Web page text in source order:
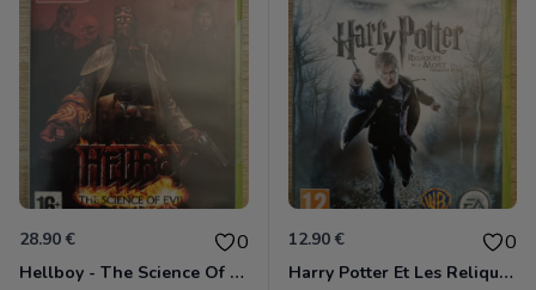
28.90 € 0
Hellboy - The Science Of Evil Xbox 360
12.90 € 0
Harry Potter Et Les Reliques De La Mort - 1ère Partie Xbox 360